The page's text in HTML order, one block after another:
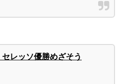
レッソ優勝めざそう